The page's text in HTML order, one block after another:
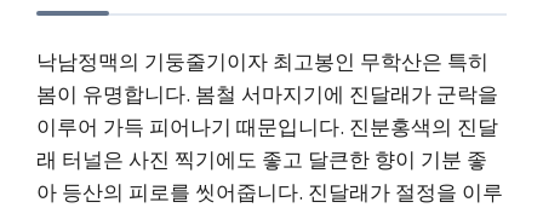
낙남정맥의 기둥줄기이자 최고봉인 무학산은 특히
봄이 유명합니다. 봄철 서마지기에 진달래가 군락을
이루어 가득 피어나기 때문입니다. 진분홍색의 진달
래 터널은 사진 찍기에도 좋고 달큰한 향이 기분 좋
아 등산의 피로를 씻어줍니다. 진달래가 절정을 이루